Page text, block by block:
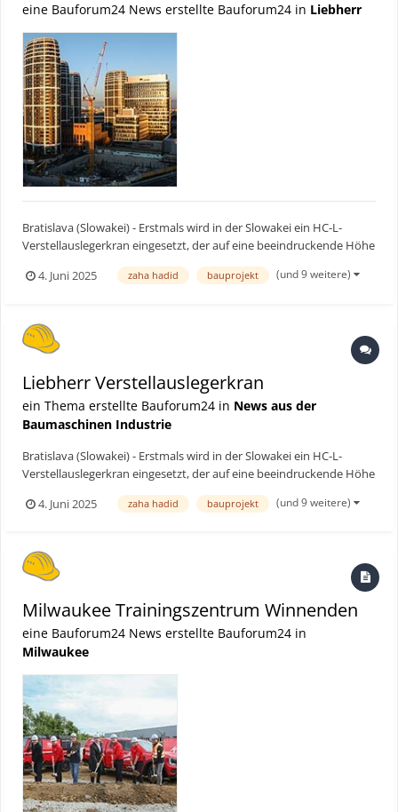
eine Bauforum24 News erstellte Bauforum24 in Liebherr
Bratislava (Slowakei) - Erstmals wird in der Slowakei ein HC-L-
Verstellauslegerkran eingesetzt, der auf eine beeindruckende Höhe
von 145 Metern klettert. Insgesamt drei Liebherr-Krane spielen
eine Schlüsselrolle beim Bau des Skypark Towers in Bratislava, dem
4. Juni 2025 zaha hadid bauprojekt (und 9 weitere)
Liebherr Verstellauslegerkran
ein Thema erstellte Bauforum24 in News aus der
Baumaschinen Industrie
Bratislava (Slowakei) - Erstmals wird in der Slowakei ein HC-L-
Verstellauslegerkran eingesetzt, der auf eine beeindruckende Höhe
eine Schlüsselrolle beim Bau des Skypark Towers in Bratislava, dem
4. Juni 2025 zaha hadid bauprojekt (und 9 weitere)
Milwaukee Trainingszentrum Winnenden
eine Bauforum24 News erstellte Bauforum24 in
Milwaukee